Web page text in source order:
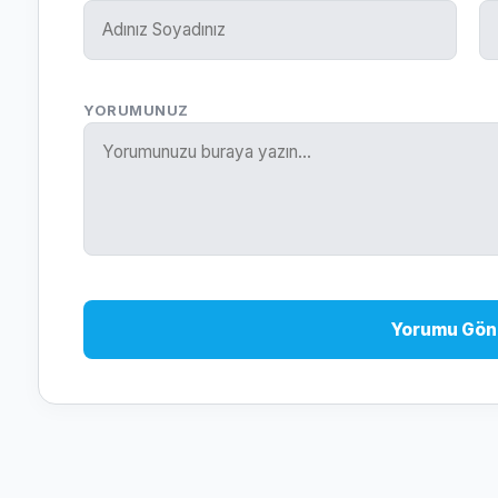
YORUMUNUZ
Yorumu